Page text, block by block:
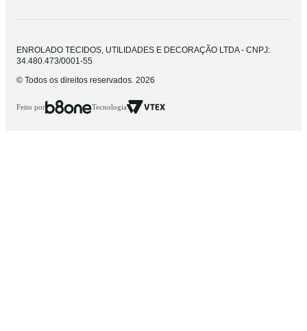
ENROLADO TECIDOS, UTILIDADES E DECORAÇÃO LTDA - CNPJ:
34.480.473/0001-55
© Todos os direitos reservados. 2026
Feito por Tecnologia